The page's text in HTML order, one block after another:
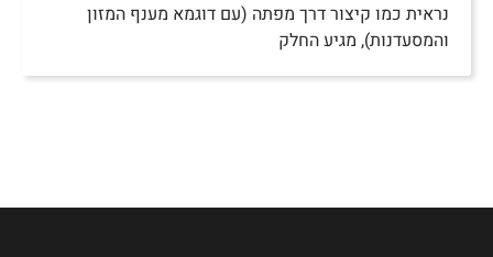
נראית כמו קיצור דרך מפתה (עם דוגמא מענף המזון
והמסעדנות), מגיע החלק